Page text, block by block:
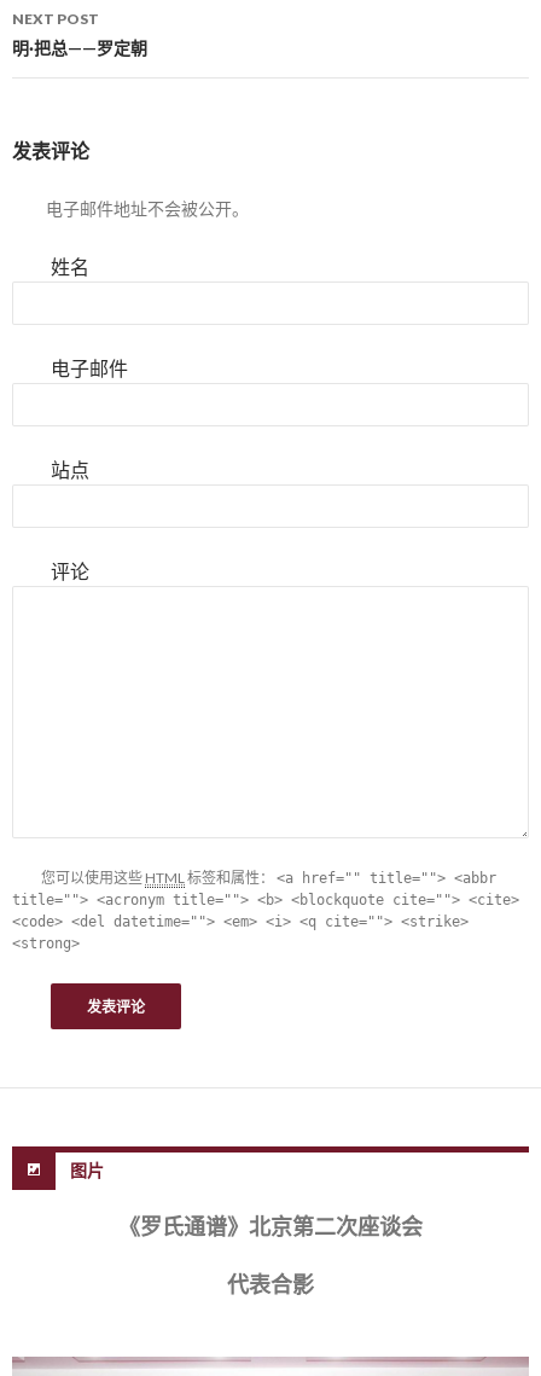
NEXT POST
明·把总——罗定朝
发表评论
电子邮件地址不会被公开。
姓名
电子邮件
站点
评论
您可以使用这些 HTML标签和属性： <a href="" title=""> <abbr
title=""> <acronym title=""> <b> <blockquote cite=""> <cite>
<code> <del datetime=""> <em> <i> <q cite=""> <strike>
<strong>
图片
《罗氏通谱》北京第二次座谈会
代表合影